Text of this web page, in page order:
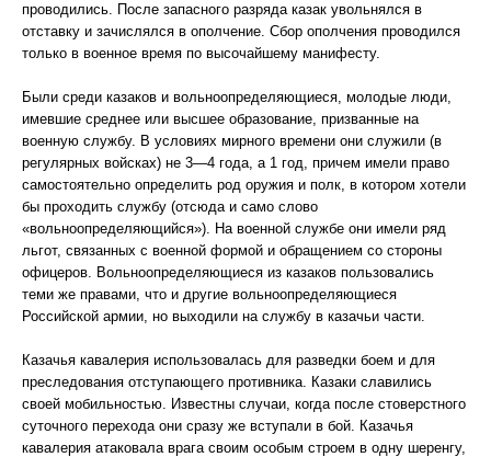
проводились. После запасного разряда казак увольнялся в
отставку и зачислялся в ополчение. Сбор ополчения проводился
только в военное время по высочайшему манифесту.
Были среди казаков и вольноопределяющиеся, молодые люди,
имевшие среднее или высшее образование, призванные на
военную службу. В условиях мирного времени они служили (в
регулярных войсках) не 3—4 года, а 1 год, причем имели право
самостоятельно определить род оружия и полк, в котором хотели
бы проходить службу (отсюда и само слово
«вольноопределяющийся»). На военной службе они имели ряд
льгот, связанных с военной формой и обращением со стороны
офицеров. Вольноопределяющиеся из казаков пользовались
теми же правами, что и другие вольноопределяющиеся
Российской армии, но выходили на службу в казачьи части.
Казачья кавалерия использовалась для разведки боем и для
преследования отступающего противника. Казаки славились
своей мобильностью. Известны случаи, когда после стоверстного
суточного перехода они сразу же вступали в бой. Казачья
кавалерия атаковала врага своим особым строем в одну шеренгу,